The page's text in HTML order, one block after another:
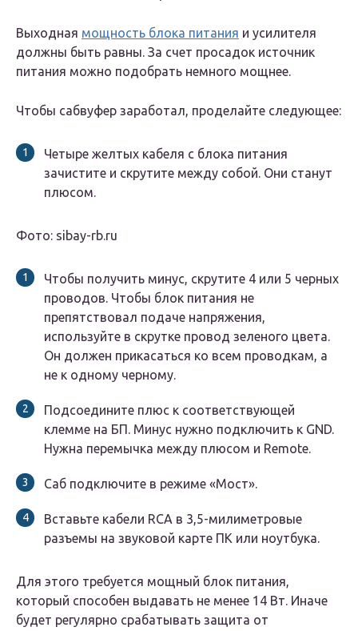
Выходная мощность блока питания и усилителя
должны быть равны. За счет просадок источник
питания можно подобрать немного мощнее.
Чтобы сабвуфер заработал, проделайте следующее:
Четыре желтых кабеля с блока питания
зачистите и скрутите между собой. Они станут
плюсом.
Фото: sibay-rb.ru
Чтобы получить минус, скрутите 4 или 5 черных
проводов. Чтобы блок питания не
препятствовал подаче напряжения,
используйте в скрутке провод зеленого цвета.
Он должен прикасаться ко всем проводкам, а
не к одному черному.
Подсоедините плюс к соответствующей
клемме на БП. Минус нужно подключить к GND.
Нужна перемычка между плюсом и Remote.
Саб подключите в режиме «Мост».
Вставьте кабели RCA в 3,5-милиметровые
разъемы на звуковой карте ПК или ноутбука.
Для этого требуется мощный блок питания,
который способен выдавать не менее 14 Вт. Иначе
будет регулярно срабатывать защита от